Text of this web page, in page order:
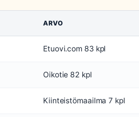
ARVO
Etuovi.com 83 kpl
Oikotie 82 kpl
Kiinteistömaailma 7 kpl